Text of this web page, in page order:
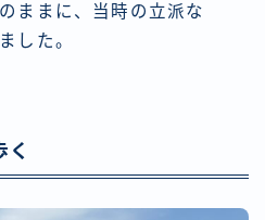
ままに、当時の立派な
した。